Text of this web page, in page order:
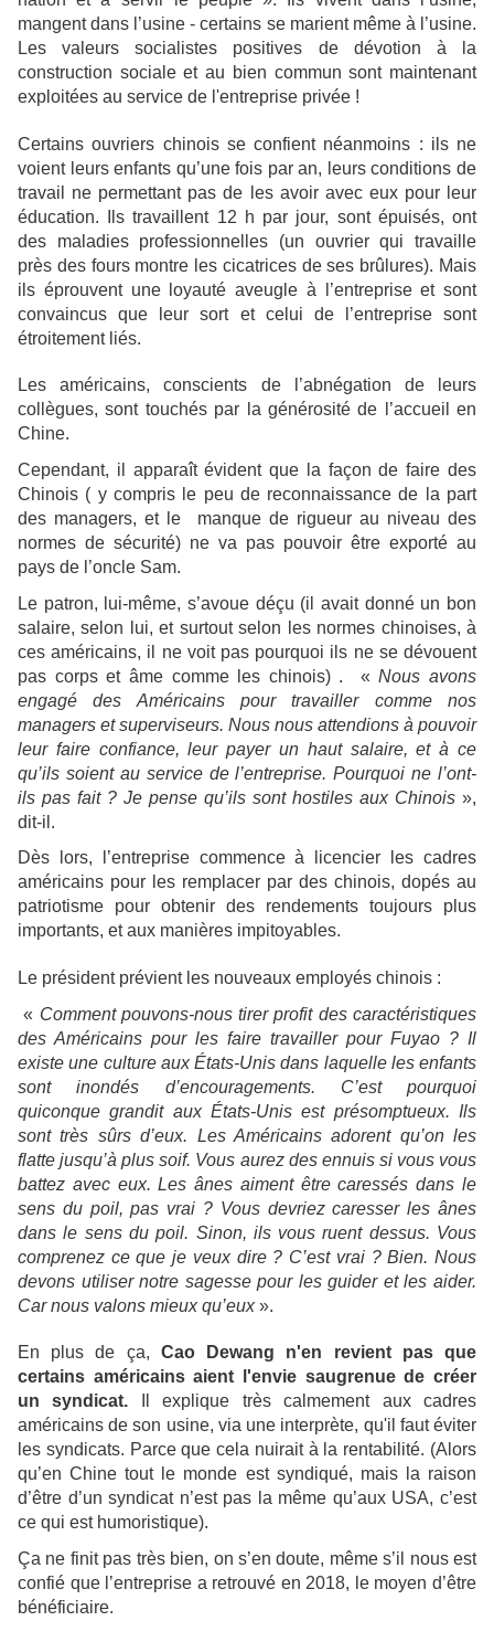
mangent dans l’usine - certains se marient même à l’usine.
Les valeurs socialistes positives de dévotion à la
construction sociale et au bien commun sont maintenant
exploitées au service de l'entreprise privée !
Certains ouvriers chinois se confient néanmoins : ils ne
voient leurs enfants qu’une fois par an, leurs conditions de
travail ne permettant pas de les avoir avec eux pour leur
éducation. Ils travaillent 12 h par jour, sont épuisés, ont
des maladies professionnelles (un ouvrier qui travaille
près des fours montre les cicatrices de ses brûlures). Mais
ils éprouvent une loyauté aveugle à l’entreprise et sont
convaincus que leur sort et celui de l’entreprise sont
étroitement liés.
Les américains, conscients de l’abnégation de leurs
collègues, sont touchés par la générosité de l’accueil en
Chine.
Cependant, il apparaît évident que la façon de faire des
Chinois ( y compris le peu de reconnaissance de la part
des managers, et le manque de rigueur au niveau des
normes de sécurité) ne va pas pouvoir être exporté au
pays de l’oncle Sam.
Le patron, lui-même, s’avoue déçu (il avait donné un bon
salaire, selon lui, et surtout selon les normes chinoises, à
ces américains, il ne voit pas pourquoi ils ne se dévouent
pas corps et âme comme les chinois) . «Nous avons
engagé des Américains pour travailler comme nos
managers et superviseurs. Nous nous attendions à pouvoir
leur faire confiance, leur payer un haut salaire, et à ce
qu’ils soient au service de l’entreprise. Pourquoi ne l’ont-
ils pas fait ? Je pense qu’ils sont hostiles aux Chinois »,
dit-il.
Dès lors, l’entreprise commence à licencier les cadres
américains pour les remplacer par des chinois, dopés au
patriotisme pour obtenir des rendements toujours plus
importants, et aux manières impitoyables.
Le président prévient les nouveaux employés chinois :
« Comment pouvons-nous tirer profit des caractéristiques
des Américains pour les faire travailler pour Fuyao ? Il
existe une culture aux États-Unis dans laquelle les enfants
sont inondés d’encouragements. C’est pourquoi
quiconque grandit aux États-Unis est présomptueux. Ils
sont très sûrs d’eux. Les Américains adorent qu’on les
flatte jusqu’à plus soif. Vous aurez des ennuis si vous vous
battez avec eux. Les ânes aiment être caressés dans le
sens du poil, pas vrai ? Vous devriez caresser les ânes
dans le sens du poil. Sinon, ils vous ruent dessus. Vous
comprenez ce que je veux dire ? C’est vrai ? Bien. Nous
devons utiliser notre sagesse pour les guider et les aider.
Car nous valons mieux qu’eux».
En plus de ça, Cao Dewang n'en revient pas que
certains américains aient l'envie saugrenue de créer
un syndicat. Il explique très calmement aux cadres
américains de son usine, via une interprète, qu'il faut éviter
les syndicats. Parce que cela nuirait à la rentabilité. (Alors
qu’en Chine tout le monde est syndiqué, mais la raison
d’être d’un syndicat n’est pas la même qu’aux USA, c’est
ce qui est humoristique).
Ça ne finit pas très bien, on s’en doute, même s’il nous est
confié que l’entreprise a retrouvé en 2018, le moyen d’être
bénéficiaire.